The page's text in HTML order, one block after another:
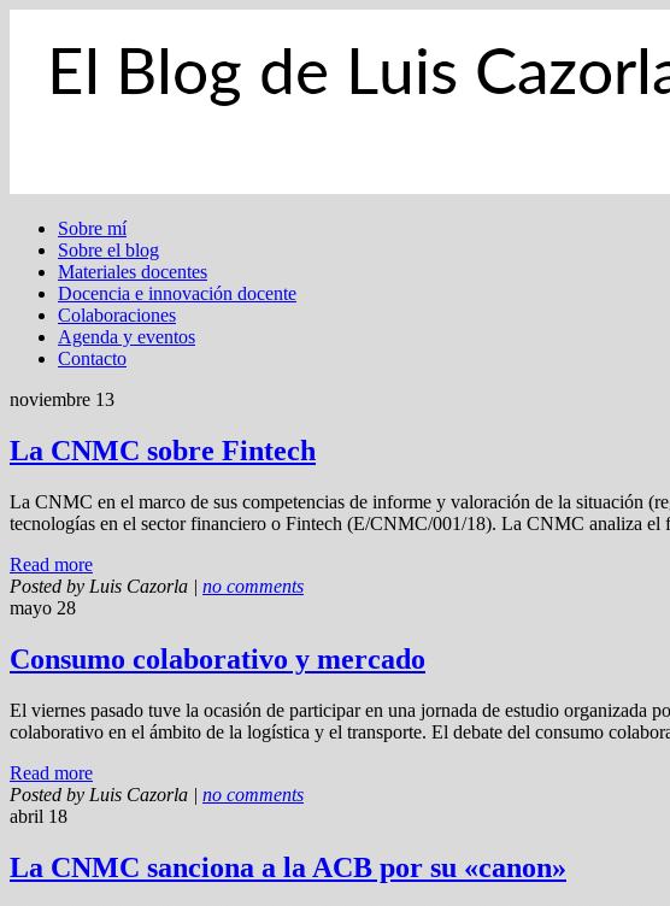
Sobre mí
Sobre el blog
Materiales docentes
Docencia e innovación docente
Colaboraciones
Agenda y eventos
Contacto
noviembre 13
La CNMC sobre Fintech
La CNMC en el marco de sus competencias de informe y valoración de la situación
tecnologías en el sector financiero o Fintech (E/CNMC/001/18). La CNMC analiza el
Read more
Posted by Luis Cazorla | no comments
mayo 28
Consumo colaborativo y mercado
El viernes pasado tuve la ocasión de participar en una jornada de estudio
colaborativo en el ámbito de la logística y el transporte. El debate del consumo
Read more
Posted by Luis Cazorla | no comments
abril 18
La CNMC sanciona a la ACB por su «canon»